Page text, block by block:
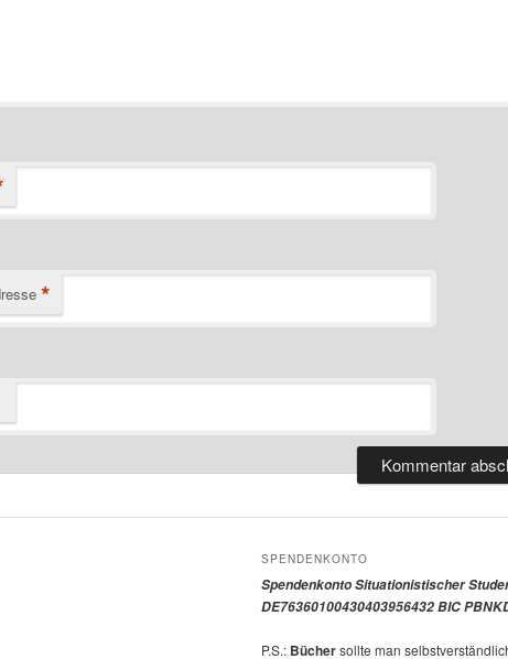
*
SPENDENKONTO
Spendenkonto Situationistischer
DE76360100430403956432 BIC
P.S.: Büchersollte man